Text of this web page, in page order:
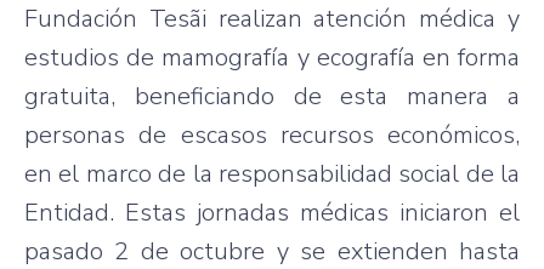
Fundación Tesãi realizan atención médica y
estudios de mamografía y ecografía en forma
gratuita, beneficiando de esta manera a
personas de escasos recursos económicos,
en el marco de la responsabilidad social de la
Entidad. Estas jornadas médicas iniciaron el
pasado 2 de octubre y se extienden hasta